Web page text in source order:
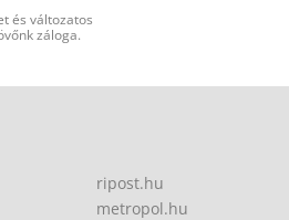
és változatos
záloga.
ripost.hu
metropol.hu